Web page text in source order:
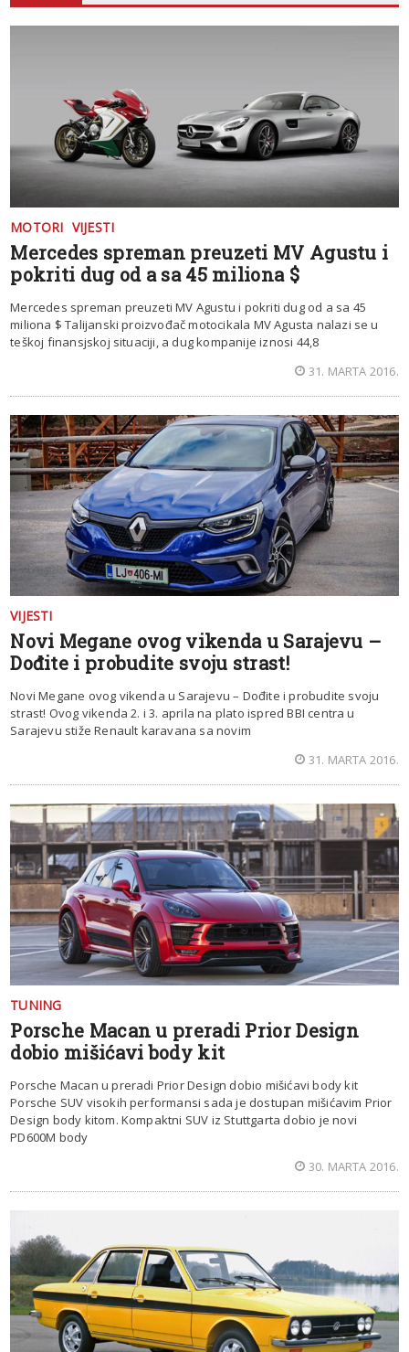
MOTORI VIJESTI
Mercedes spreman preuzeti MV Agustu i
pokriti dug od a sa 45 miliona $
Mercedes spreman preuzeti MV Agustu i pokriti dug od a sa 45
miliona $ Talijanski proizvođač motocikala MV Agusta nalazi se u
teškoj finansjskoj situaciji, a dug kompanije iznosi 44,8
31. MARTA 2016.
VIJESTI
Novi Megane ovog vikenda u Sarajevu –
Dođite i probudite svoju strast!
Novi Megane ovog vikenda u Sarajevu – Dođite i probudite svoju
strast! Ovog vikenda 2. i 3. aprila na plato ispred BBI centra u
Sarajevu stiže Renault karavana sa novim
31. MARTA 2016.
TUNING
Porsche Macan u preradi Prior Design
dobio mišićavi body kit
Porsche Macan u preradi Prior Design dobio mišićavi body kit
Porsche SUV visokih performansi sada je dostupan mišićavim Prior
Design body kitom. Kompaktni SUV iz Stuttgarta dobio je novi
PD600M body
30. MARTA 2016.